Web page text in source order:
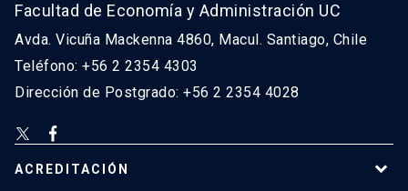
Facultad de Economía y Administración UC
Avda. Vicuña Mackenna 4860, Macul. Santiago, Chile
Teléfono: +56 2 2354 4303
Dirección de Postgrado: +56 2 2354 4028
ACREDITACIÓN